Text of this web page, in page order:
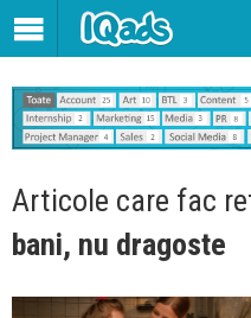
Articole care fac
bani, nu dragoste